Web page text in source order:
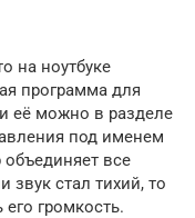
на ноутбуке
программа для
её можно в разделе
под именем
объединяет все
звук стал тихий, то
громкость.